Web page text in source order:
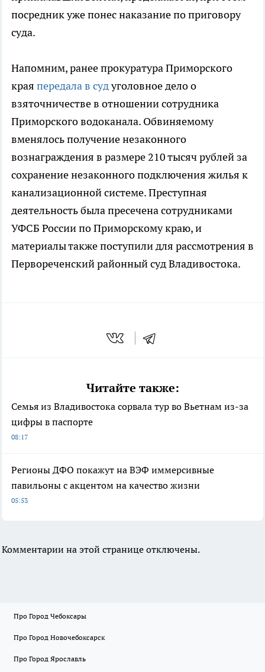
посредник уже понес наказание по приговору
суда.
Напомним, ранее прокуратура Приморского
края передала в судуголовное дело о
взяточничестве в отношении сотрудника
Приморского водоканала. Обвиняемому
вменялось получение незаконного
вознаграждения в размере 210 тысяч рублей за
сохранение незаконного подключения жилья к
канализационной системе. Преступная
деятельность была пресечена сотрудниками
УФСБ России по Приморскому краю, и
материалы также поступили для рассмотрения в
Первореченский районный суд Владивостока.
Читайте также:
Семья из Владивостока сорвала тур во Вьетнам из-за
цифры в паспорте
08:17
Регионы ДФО покажут на ВЭФ иммерсивные
павильоны с акцентом на качество жизни
05:53
Комментарии на этой странице отключены.
Про Город Чебоксары
Про Город Новочебоксарск
Про Город Ярославль